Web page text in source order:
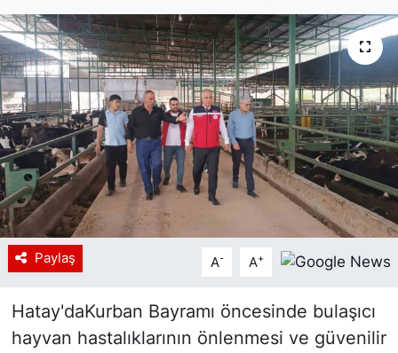
Paylaş A- A+
Hatay'daKurban Bayramı öncesinde bulaşıcı
hayvan hastalıklarının önlenmesi ve güvenilir
Siyaset
YEREL HABER
Haberde insan
Tanıtım